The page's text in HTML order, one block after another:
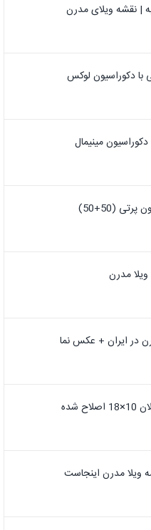
با دکوراسیون لوکس
مدرن
در ایران + عکس نما
ویلا مدرن اینجاست